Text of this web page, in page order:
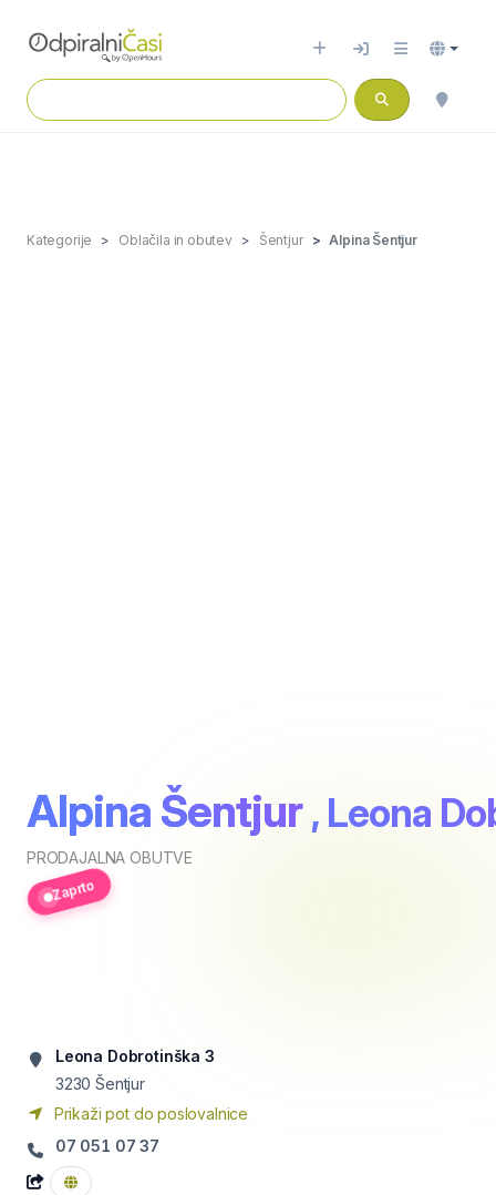
Kategorije Oblačila in obutev Šentjur Alpina Šentjur
Alpina Šentjur , Leona
PRODAJALNA OBUTVE
Zaprto
Leona Dobrotinška 3
3230 Šentjur
Prikaži pot do poslovalnice
07 051 07 37